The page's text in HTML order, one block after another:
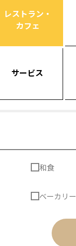
レストラン・
カフェ
サービス
和食
ベーカリー